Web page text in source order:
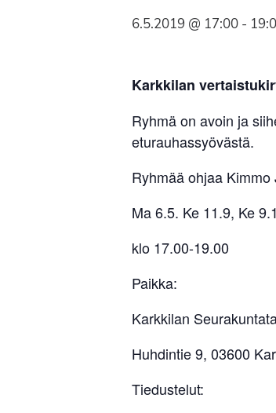
6.5.2019 @ 17:00 -
Karkkilan
Ryhmä on avoin ja
eturauhassyövästä.
Ryhmää ohjaa Kimmo
Ma 6.5. Ke 11.9, Ke
klo 17.00-19.00
Paikka:
Karkkilan
Huhdintie 9, 03600
Tiedustelut: